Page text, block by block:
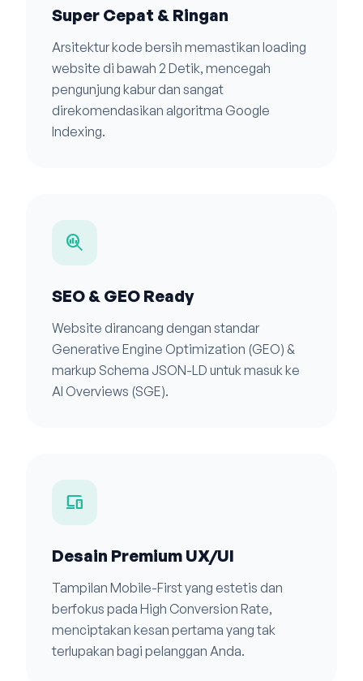
Super Cepat & Ringan
Arsitektur kode bersih memastikan loading
website di bawah 2 Detik, mencegah
pengunjung kabur dan sangat
direkomendasikan algoritma Google
Indexing.
search_insights
SEO & GEO Ready
Website dirancang dengan standar
Generative Engine Optimization (GEO) &
markup Schema JSON-LD untuk masuk ke
AI Overviews (SGE).
devices
Desain Premium UX/UI
Tampilan Mobile-First yang estetis dan
berfokus pada High Conversion Rate,
menciptakan kesan pertama yang tak
terlupakan bagi pelanggan Anda.